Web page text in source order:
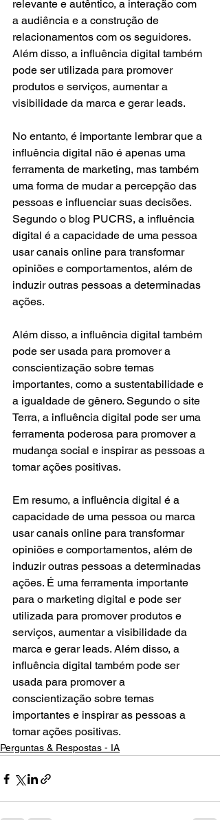
relevante e autêntico, a interação com
a audiência e a construção de
relacionamentos com os seguidores.
Além disso, a influência digital também
pode ser utilizada para promover
produtos e serviços, aumentar a
visibilidade da marca e gerar leads.
No entanto, é importante lembrar que a
influência digital não é apenas uma
ferramenta de marketing, mas também
uma forma de mudar a percepção das
pessoas e influenciar suas decisões.
Segundo o blog PUCRS, a influência
digital é a capacidade de uma pessoa
usar canais online para transformar
opiniões e comportamentos, além de
induzir outras pessoas a determinadas
ações.
Além disso, a influência digital também
pode ser usada para promover a
conscientização sobre temas
importantes, como a sustentabilidade e
a igualdade de gênero. Segundo o site
Terra, a influência digital pode ser uma
ferramenta poderosa para promover a
mudança social e inspirar as pessoas a
tomar ações positivas.
Em resumo, a influência digital é a
capacidade de uma pessoa ou marca
usar canais online para transformar
opiniões e comportamentos, além de
induzir outras pessoas a determinadas
ações. É uma ferramenta importante
para o marketing digital e pode ser
utilizada para promover produtos e
serviços, aumentar a visibilidade da
marca e gerar leads. Além disso, a
influência digital também pode ser
usada para promover a
conscientização sobre temas
importantes e inspirar as pessoas a
tomar ações positivas.
Perguntas & Respostas - IA